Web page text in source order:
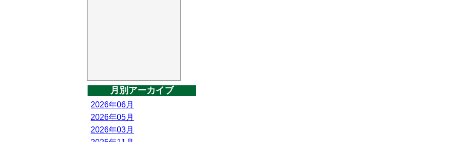
月別アーカイブ
2026年06月
2026年05月
2026年03月